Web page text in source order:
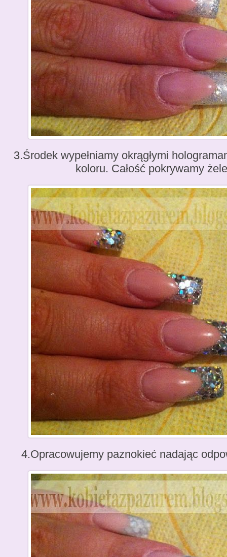
3.Środek wypełniamy okrągłymi
koloru. Całość pokrywamy
4.Opracowujemy paznokieć nadając